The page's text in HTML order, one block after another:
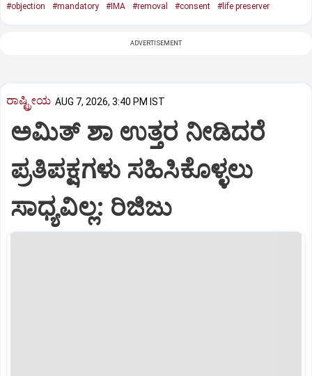
#objection #mandatory #IMA #removal #consent #life preserver
ADVERTISEMENT
ರಾಷ್ಟ್ರೀಯ AUG 7, 2026, 3:40 PM IST
ಅಮಿತ್ ಶಾ ಉತ್ತರ ನೀಡಿದರೆ
ಪ್ರತಿಪಕ್ಷಗಳು ಸಹಿಸಿಕೊಳ್ಳಲು
ಸಾಧ್ಯವಿಲ್ಲ: ರಿಜಿಜು